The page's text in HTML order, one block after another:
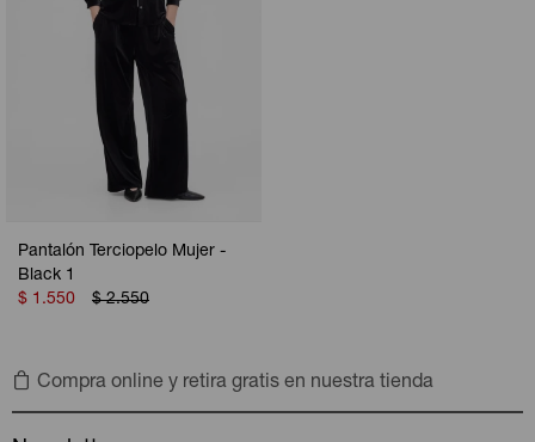
Pantalón Terciopelo Mujer -
Black 1
$ 1.550 $ 2.550
Compra online y retira gratis en nuestra tienda